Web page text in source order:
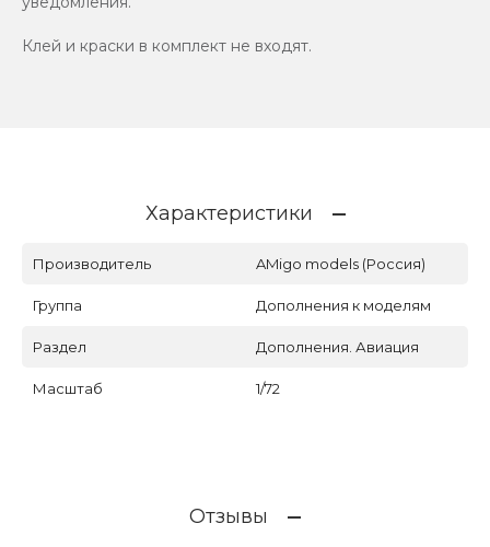
Клей и краски в комплект не входят.
Характеристики
Производитель AMigo models (Россия)
Группа Дополнения к моделям
Раздел Дополнения. Авиация
Масштаб 1/72
Отзывы